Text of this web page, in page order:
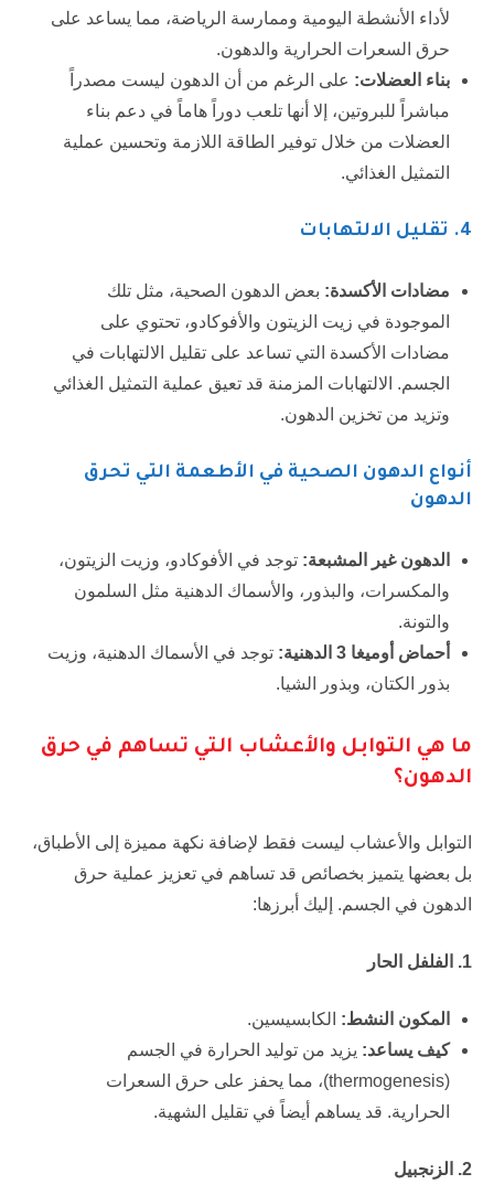
لأداء الأنشطة اليومية وممارسة الرياضة، مما يساعد على
حرق السعرات الحرارية والدهون.
بناء العضلات: على الرغم من أن الدهون ليست مصدراً
مباشراً للبروتين، إلا أنها تلعب دوراً هاماً في دعم بناء
العضلات من خلال توفير الطاقة اللازمة وتحسين عملية
التمثيل الغذائي.
4. تقليل الالتهابات
مضادات الأكسدة: بعض الدهون الصحية، مثل تلك
الموجودة في زيت الزيتون والأفوكادو، تحتوي على
مضادات الأكسدة التي تساعد على تقليل الالتهابات في
الجسم. الالتهابات المزمنة قد تعيق عملية التمثيل الغذائي
وتزيد من تخزين الدهون.
أنواع الدهون الصحية في الأطعمة التي تحرق
الدهون
الدهون غير المشبعة: توجد في الأفوكادو، وزيت الزيتون،
والمكسرات، والبذور، والأسماك الدهنية مثل السلمون
والتونة.
أحماض أوميغا 3 الدهنية:
توجد في الأسماك الدهنية، وزيت
بذور الكتان، وبذور الشيا.
ما هي التوابل والأعشاب التي تساهم في حرق
الدهون؟
التوابل والأعشاب ليست فقط لإضافة نكهة مميزة إلى الأطباق،
بل بعضها يتميز بخصائص قد تساهم في تعزيز عملية حرق
الدهون في الجسم. إليك أبرزها:
1. الفلفل الحار
المكون النشط: الكابسيسين.
كيف يساعد: يزيد من توليد الحرارة في الجسم
(thermogenesis)، مما يحفز على حرق السعرات
الحرارية. قد يساهم أيضاً في تقليل الشهية.
2. الزنجبيل